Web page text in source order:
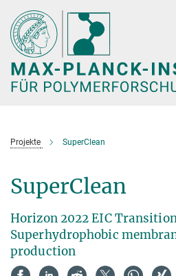
Hauptinhalt
Projekte SuperClean
SuperClean
Horizon 2022 EIC
Superhydrophobic
production